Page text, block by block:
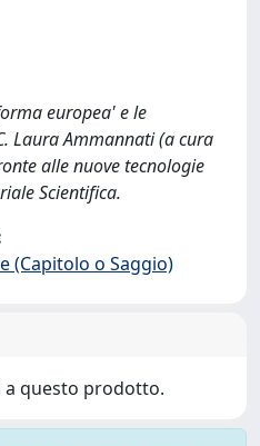
europea' e le
Laura Ammannati (a cura
alle nuove tecnologie
Scientifica.
(Capitolo o Saggio)
a questo prodotto.